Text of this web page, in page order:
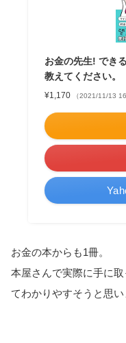
お金の先生! でき
教えてください。
¥1,170 （2021/11/13
お金の本からも1冊。
本屋さんで実際に手に
てわかりやすそうと思い